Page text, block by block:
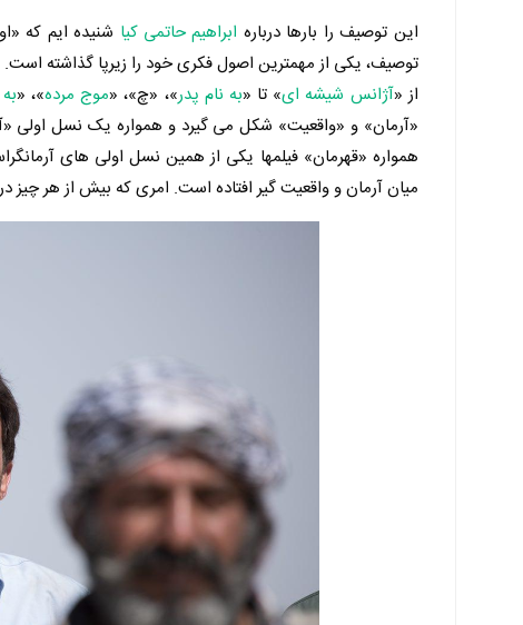
این توصیف را بارها درباره ابراهیم حاتمی کیا شنیده ایم که
توصیف، یکی از مهمترین اصول فکری خود را زیرپا گذاشته است.
از «آژانس شیشه ای» تا «به نام پدر»، «چ»، «موج مرده»، «
«آرمان» و «واقعیت» شکل می گیرد و همواره یک نسل اولی
همواره «قهرمان» فیلمها یکی از همین نسل اولی های
میان آرمان و واقعیت گیر افتاده است. امری که بیش از هر